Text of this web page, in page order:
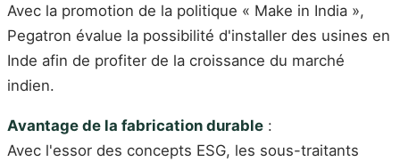
Avec la promotion de la politique « Make in India »,
Pegatron évalue la possibilité d'installer des usines en
Inde afin de profiter de la croissance du marché
indien.
Avantage de la fabrication durable :
Avec l'essor des concepts ESG, les sous-traitants